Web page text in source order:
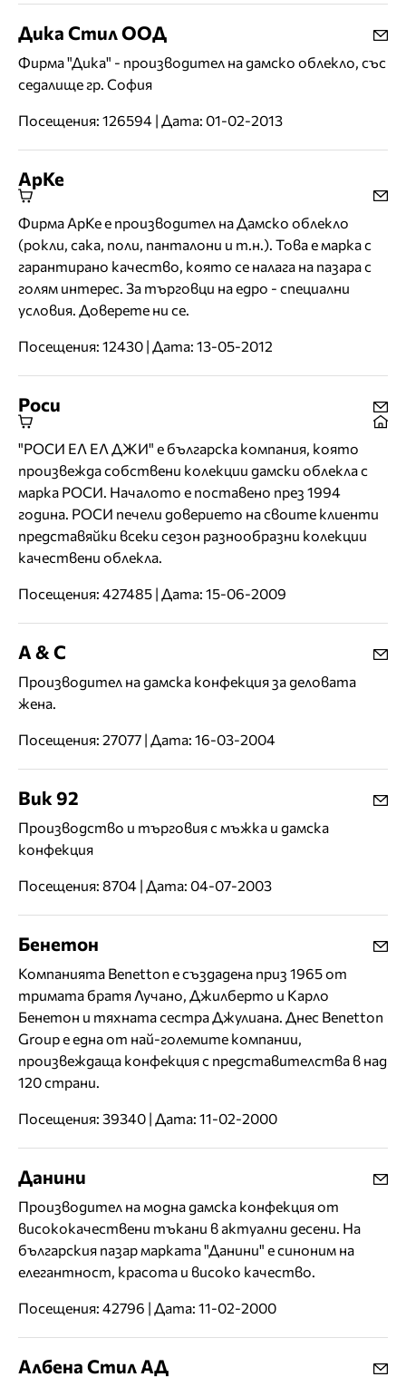
Дика Стил ООД
Фирма "Дика" - производител на дамско облекло, със
седалище гр. София
Посещения: 126594 | Дата: 01-02-2013
АрКе
Фирма АрКе е производител на Дамско облекло
(рокли, сака, поли, панталони и т.н.). Това е марка с
гарантирано качество, която се налага на пазара с
голям интерес. За търговци на едро - специални
условия. Доверете ни се.
Посещения: 12430 | Дата: 13-05-2012
Роси
"РОСИ ЕЛ ЕЛ ДЖИ" е българска компания, която
произвежда собствени колекции дамски облекла с
марка РОСИ. Началото е поставено през 1994
година. РОСИ печели доверието на своите клиенти
представяйки всеки сезон разнообразни колекции
качествени облекла.
Посещения: 427485 | Дата: 15-06-2009
А & С
Производител на дамска конфекция за деловата
жена.
Посещения: 27077 | Дата: 16-03-2004
Вик 92
Производство и търговия с мъжка и дамска
конфекция
Посещения: 8704 | Дата: 04-07-2003
Бенетон
Компанията Benetton е създадена приз 1965 от
тримата братя Лучано, Джилберто и Карло
Бенетон и тяхната сестра Джулиана. Днес Benetton
Group е една от най-големите компании,
произвеждаща конфекция с представителства в над
120 страни.
Посещения: 39340 | Дата: 11-02-2000
Данини
Производител на модна дамска конфекция от
висококачествени тъкани в актуални десени. На
българския пазар марката "Данини" е синоним на
елегантност, красота и високо качество.
Посещения: 42796 | Дата: 11-02-2000
Албена Стил АД